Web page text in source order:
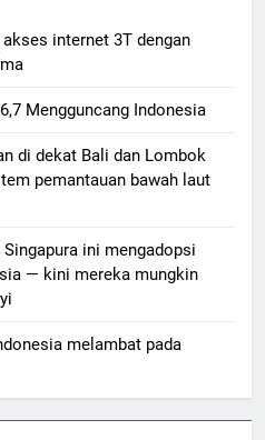
internet 3T dengan
Mengguncang Indonesia
di dekat Bali dan Lombok
pemantauan bawah laut
ini mengadopsi
— kini mereka mungkin
melambat pada